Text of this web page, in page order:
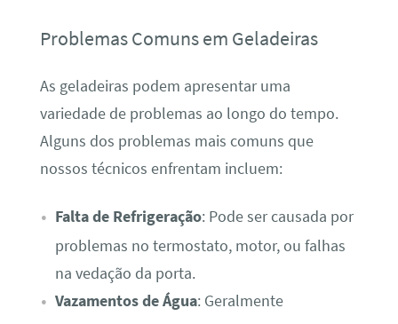
Problemas Comuns em Geladeiras
As geladeiras podem apresentar uma
variedade de problemas ao longo do tempo.
Alguns dos problemas mais comuns que
nossos técnicos enfrentam incluem:
Falta de Refrigeração: Pode ser causada por
problemas no termostato, motor, ou falhas
na vedação da porta.
Vazamentos de Água: Geralmente